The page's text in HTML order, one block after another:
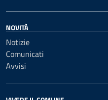
NOVITÀ
Notizie
Comunicati
Avvisi